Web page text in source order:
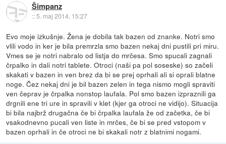
Šimpanz
::5. maj 2014, 15:27
Evo moje izkušnje. Žena je dobila tak bazen od znanke. Notri smo
vlili vodo in ker je bila premrzla smo bazen nekaj dni pustili pri miru.
Vmes se je notri nabralo od listja do mrčesa. Smo spucali zagnali
črpalko in dali notri tablete. Otroci (naši pa pol soseske) so začeli
skakati v bazen in ven brez da bi se prej oprhali ali si oprali blatne
noge. Čez nekaj dni je bil bazen zelen in tega nismo mogli spraviti
ven čeprav je črpalka nonstop laufala. Pol smo bazen izpraznili ga
drgnili ene tri ure in spravili v klet (kjer ga otroci ne vidijo). Situacija
bi bila najbrž drugačna če bi črpalka laufala že od začetka, če bi
vsakodnevno pucali ven liste in mrčes, če bi se pred vstopom v
bazen oprhali in če otroci ne bi skakali notr z blatnimi nogami.